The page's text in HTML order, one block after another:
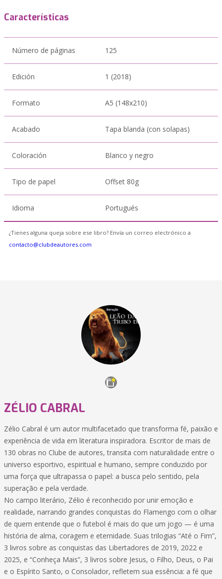
Características
Número de páginas 125
Edición 1 (2018)
Formato A5 (148x210)
Acabado Tapa blanda (con solapas)
Coloración Blanco y negro
Tipo de papel Offset 80g
Idioma Portugués
¿Tienes alguna queja sobre ese libro? Envía un correo electrónico a
contacto@clubdeautores.com
ZÉLIO CABRAL
Zélio Cabral é um autor multifacetado que transforma fé, paixão e
experiência de vida em literatura inspiradora. Escritor de mais de
130 obras no Clube de autores, transita com naturalidade entre o
universo esportivo, espiritual e humano, sempre conduzido por
uma força que ultrapassa o papel: a busca pelo sentido, pela
superação e pela verdade.
No campo literário, Zélio é reconhecido por unir emoção e
realidade, narrando grandes conquistas do Flamengo com o olhar
de quem entende que o futebol é mais do que um jogo — é uma
história de alma, coragem e eternidade. Suas trilogias “Até o Fim”,
3 livros sobre as conquistas das Libertadores de 2019, 2022 e
2025, e “Conheça Mais”, 3 livros sobre Jesus, o Filho, Deus, o Pai
e o Espírito Santo, o Consolador, refletem sua essência: a fé que